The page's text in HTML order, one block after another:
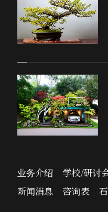
业务介绍 学校/研讨
新闻消息
咨询表